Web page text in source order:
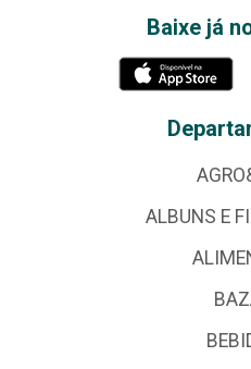
Baixe já
ALBUNS E